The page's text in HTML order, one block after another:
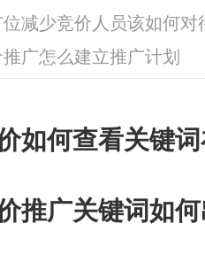
减少竞价人员该如何对
广怎么建立推广计划
如何查看关键
推广关键词如